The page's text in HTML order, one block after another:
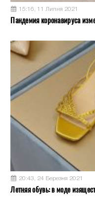
15:16, 11 Липня 2021
Пандемия коронавируса
20:43, 24 Березня 2021
Летняя обувь: в моде